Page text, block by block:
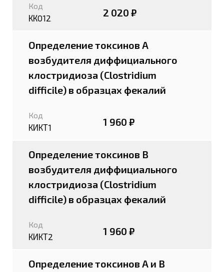
Код
КК012 2 020 ₽
Определение токсинов A
возбудителя диффициального
клостридиоза (Clostridium
difficile) в образцах фекалий
Код
КИКТ1 1 960 ₽
Определение токсинов B
возбудителя диффициального
клостридиоза (Clostridium
difficile) в образцах фекалий
Код
КИКТ2 1 960 ₽
Определение токсинов А и В